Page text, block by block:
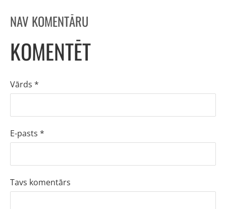
NAV KOMENTĀRU
KOMENTĒT
Vārds *
E-pasts *
Tavs komentārs